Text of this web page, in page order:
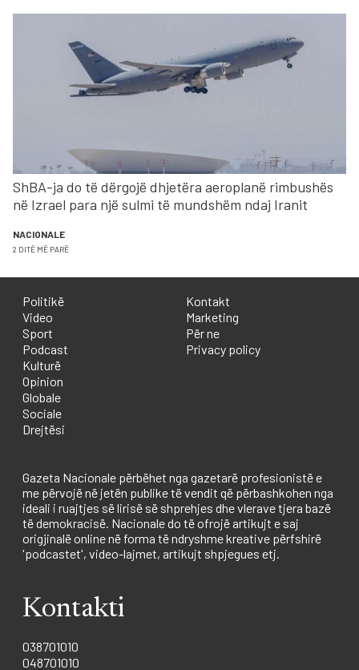
ShBA-ja do të dërgojë dhjetëra aeroplanë rimbushës
në Izrael para një sulmi të mundshëm ndaj Iranit
NACIONALE
2 DITË MË PARË
Politikë
Video
Sport
Podcast
Kulturë
Opinion
Globale
Sociale
Drejtësi
Kontakt
Marketing
Për ne
Privacy policy
Gazeta Nacionale përbëhet nga gazetarë profesionistë e
me përvojë në jetën publike të vendit që përbashkohen nga
ideali i ruajtjes së lirisë së shprehjes dhe vlerave tjera bazë
të demokracisë. Nacionale do të ofrojë artikujt e saj
origjinalë online në forma të ndryshme kreative përfshirë
'podcastet', video-lajmet, artikujt shpjegues etj.
Kontakti
038701010
048701010